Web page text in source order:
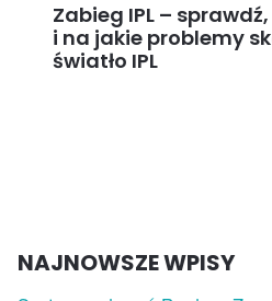
Zabieg IPL –
i na jakie problemy
światło IPL
NAJNOWSZE WPISY